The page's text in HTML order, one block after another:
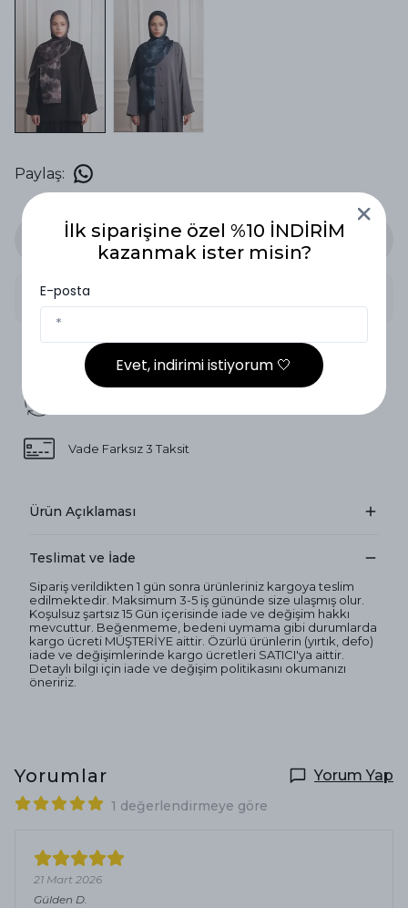
Paylaş:
Stoğa Gelince Haber Ver
2.000₺ ve Üzeri Ücretsiz Kargo
Vade Farksız 3 Taksit
Ürün Açıklaması
Teslimat ve İade
Sipariş verildikten 1 gün sonra ürünleriniz kargoya teslim
edilmektedir. Maksimum 3-5 iş gününde size ulaşmış olur.
Koşulsuz şartsız 15 Gün içerisinde iade ve değişim hakkı
mevcuttur. Beğenmeme, bedeni uymama gibi durumlarda
kargo ücreti MÜŞTERİYE aittir. Özürlü ürünlerin (yırtık, defo)
iade ve değişimlerinde kargo ücretleri SATICI'ya aittir.
Detaylı bilgi için iade ve değişim politikasını okumanızı
öneririz.
Yorumlar Yorum Yap
1 değerlendirmeye göre
21 Mart 2026
Gülden D.
İlk siparişine özel %10 İNDİRİM
kazanmak ister misin?
E-posta
Evet, indirimi istiyorum 🤍